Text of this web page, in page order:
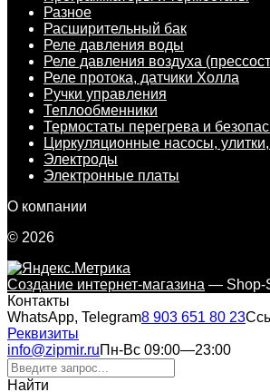
Разное
Расширительный бак
Реле давления воды
Реле давления воздуха
Реле протока, датчики Холла
Ручки управления
Теплообменники
Термостаты перегрева и
Циркуляционные насосы, улитки,
Электроды
Электронные платы
О компании
© 2026
Создание интернет-магазина — Shop-
Контакты
WhatsApp, Telegram8 903 651 80 23
Реквизиты
info@zipmir.ruПн-Вс 09:00—23:00
Найти